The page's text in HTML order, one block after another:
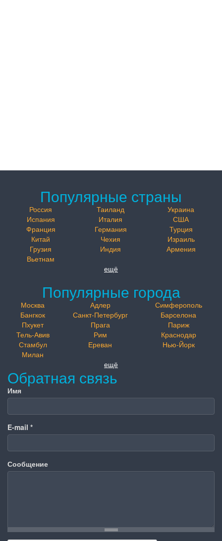
Популярные страны
Россия Таиланд
Украина
Испания
Италия
США
Франция
Германия
Турция
Китай
Чехия
Израиль
Грузия
Индия
Армения
Вьетнам
ещё
Популярные города
Москва Адлер
Симферополь
Бангкок
Санкт-Петербург
Барселона
Пхукет
Прага
Париж
Тель-Авив
Рим
Краснодар
Стамбул
Ереван
Нью-Йорк
Милан
ещё
Обратная связь
Имя
E-mail *
Сообщение